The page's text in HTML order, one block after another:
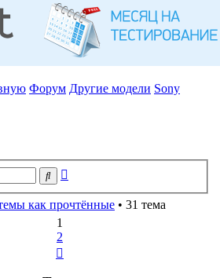
Форум Другие модели Sony
Поиск
как прочтённые • 31 тема
1
2